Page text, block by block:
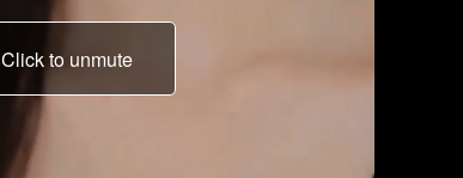
Click to unmute